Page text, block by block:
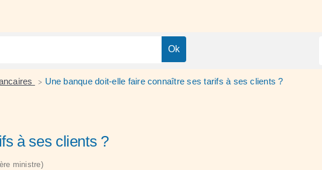
> Une banque doit-elle faire connaître ses tarifs à ses clients ?
à ses clients ?
ministre)